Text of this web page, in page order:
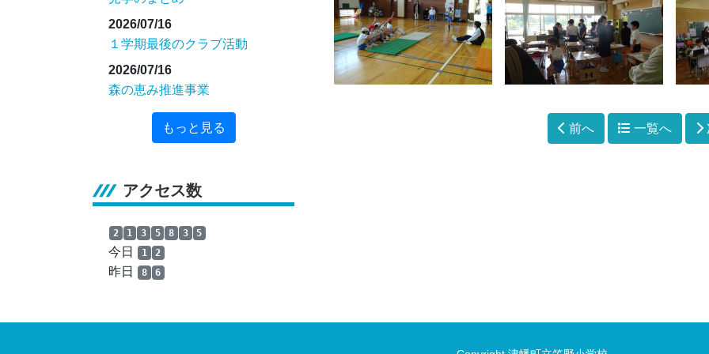
2026/07/16
１学期最後のクラブ活動
2026/07/16
森の恵み推進事業
もっと見る
アクセス数
2 1 3 5 8 3 5
今日 1 2
昨日 8 6
前へ 一覧へ